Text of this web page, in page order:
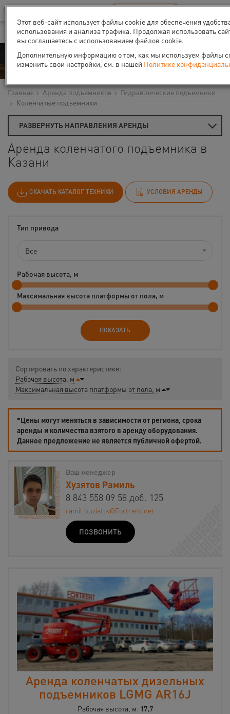
Ваш город:Казань
В Вашем регионе нет наших офисов RU EN
Аренда
Главная Аренда подъемников
Гидравлические подъемники
Коленчатые подъемники
РАЗВЕРНУТЬ НАПРАВЛЕНИЯ АРЕНДЫ
Аренда коленчатого подъемника в
Казани
СКАЧАТЬ КАТАЛОГ ТЕХНИКИ УСЛОВИЯ АРЕНДЫ
Тип привода
Все
Рабочая высота, м
Максимальная высота платформы от пола, м
ПОКАЗАТЬ
Сортировать по характеристике:
Рабочая высота, м
Максимальная высота платформы от пола, м
*Цены могут меняться в зависимости от региона, срока
аренды и количества взятого в аренду оборудования.
Данное предложение не является публичной офертой.
Ваш менеджер
Хузятов Рамиль
8 843 558 09 58 доб. 125
ramil.huziatov@Fortrent.net
ПОЗВОНИТЬ
Аренда коленчатых дизельных
подъемников LGMG AR16J
Рабочая высота, м: 17,7
Этот веб-сайт использует файлы cookie для обеспечения
использования и анализа трафика. Продолжая использовать
вы соглашаетесь с использованием файлов cookie.
Дополнительную информацию о том, как мы используем файлы
изменить свои настройки, см. в нашей Политике